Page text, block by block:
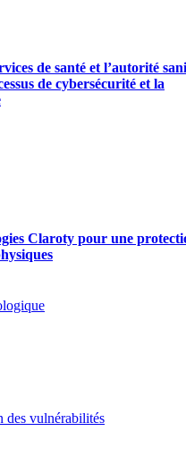
de santé et l’autorité
de cybersécurité et la
Claroty pour une
des vulnérabilités